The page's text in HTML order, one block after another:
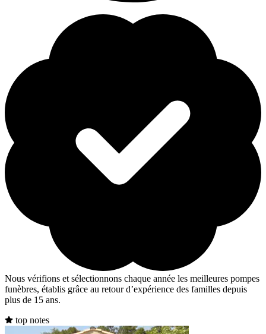
Nous vérifions et sélectionnons chaque année les meilleures pompes
funèbres, établis grâce au retour d’expérience des familles depuis
plus de 15 ans.
top notes